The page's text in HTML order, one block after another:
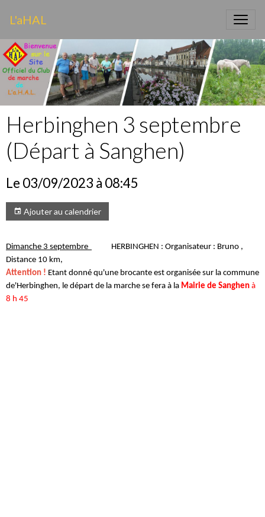
L'aHAL
Herbinghen 3 septembre
(Départ à Sanghen)
Le 03/09/2023 à 08:45
Ajouter au calendrier
Dimanche 3 septembre
HERBINGHEN : Organisateur : Bruno ,
Distance 10 km,
Attention ! Etant donné qu'une brocante est organisée sur la commune
de'Herbinghen, le départ de la marche se fera à la Mairie de Sanghen à
8 h 45